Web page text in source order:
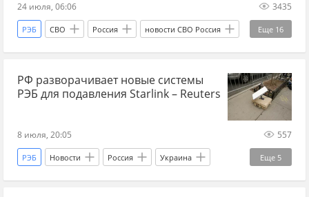
дзен новости СВО
24 июля, 06:06 3435
Еще 16
РЭБ СВО Россия новости СВО Россия
Украина Запад ВПК
Вооруженные силы Украины дроны
ракетные удары по Украине ВСУ
потери ВСУ ракеты
РФ разворачивает новые системы
РЭБ для подавления Starlink – Reuters
8 июля, 20:05 557
Еще 5
РЭБ Новости Россия Украина
Reuters Украина.ру Starlink